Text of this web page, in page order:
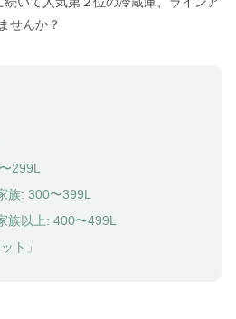
せんか？
299L
族: 300〜399L
族以上: 400〜499L
ト」